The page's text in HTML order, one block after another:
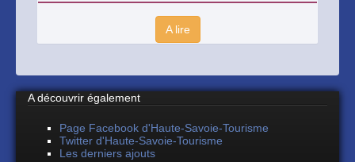
A lire
A découvrir également
Page Facebook d'Haute-Savoie-Tourisme
Twitter d'Haute-Savoie-Tourisme
Les derniers ajouts